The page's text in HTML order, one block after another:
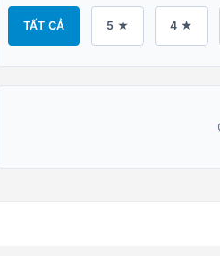
TẤT CẢ 5 ★ 4 ★